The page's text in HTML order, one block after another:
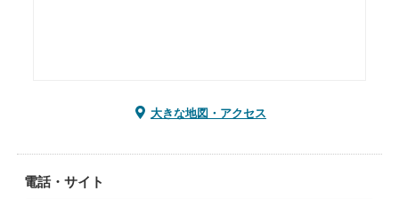
大きな地図・アクセス
電話・サイト